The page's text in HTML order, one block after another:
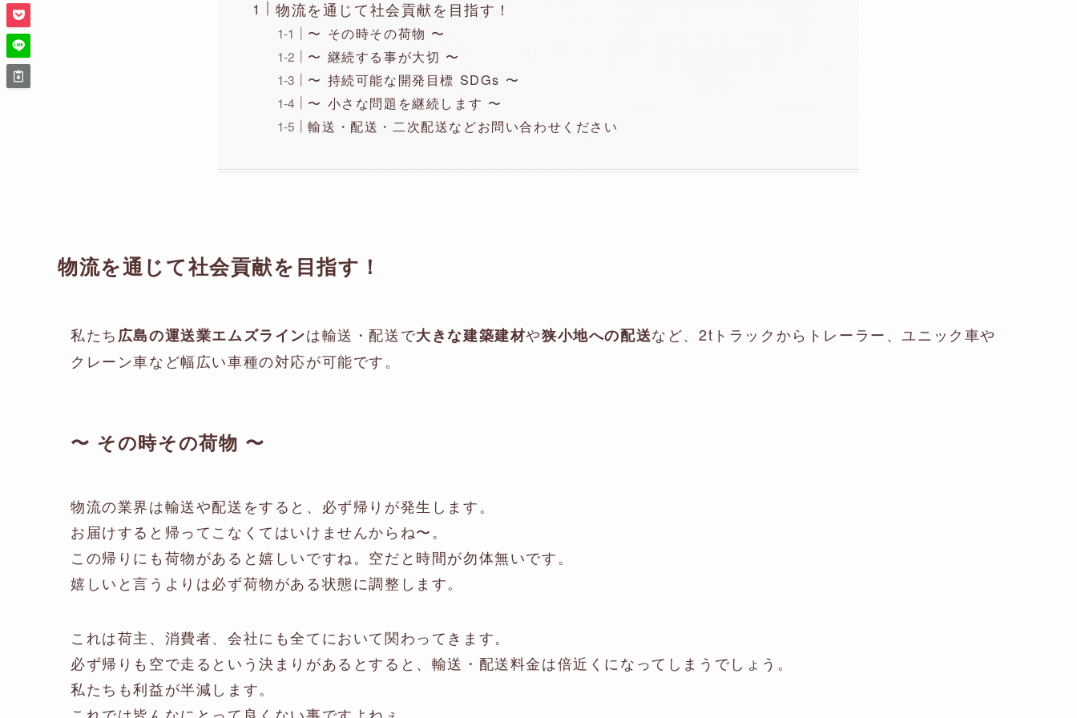
物流を通じて社会貢献を目指す！
〜 その時その荷物 〜
〜 継続する事が大切 〜
〜 持続可能な開発目標 SDGs 〜
〜 小さな問題を継続します 〜
輸送・配送・二次配送などお問い合わせください
物流を通じて社会貢献を目指す！
私たち広島の運送業エムズラインは輸送・配送で大きな建築建材や狭小地への配送など、2tトラックからトレーラー、ユニック車や
クレーン車など幅広い車種の対応が可能です。
〜 その時その荷物 〜
物流の業界は輸送や配送をすると、必ず帰りが発生します。
お届けすると帰ってこなくてはいけませんからね〜。
この帰りにも荷物があると嬉しいですね。空だと時間が勿体無いです。
嬉しいと言うよりは必ず荷物がある状態に調整します。
これは荷主、消費者、会社にも全てにおいて関わってきます。
必ず帰りも空で走るという決まりがあるとすると、輸送・配送料金は倍近くになってしまうでしょう。
私たちも利益が半減します。
これでは皆んなにとって良くない事ですよねぇ。